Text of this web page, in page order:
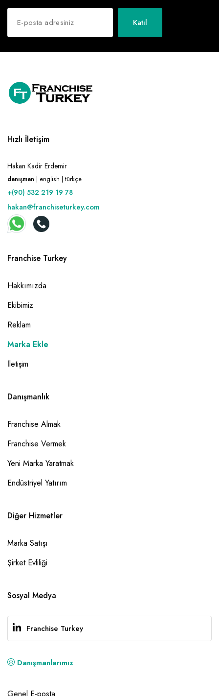
Katıl
Hızlı İletişim
Hakan Kadir Erdemir
danışman | english | türkçe
+(90) 532 219 19 78
hakan@franchiseturkey.com
Franchise Turkey
Hakkımızda
Ekibimiz
Reklam
Marka Ekle
İletişim
Danışmanlık
Franchise Almak
Franchise Vermek
Yeni Marka Yaratmak
Endüstriyel Yatırım
Diğer Hizmetler
Marka Satışı
Şirket Evliliği
Sosyal Medya
Franchise Turkey
Danışmanlarımız